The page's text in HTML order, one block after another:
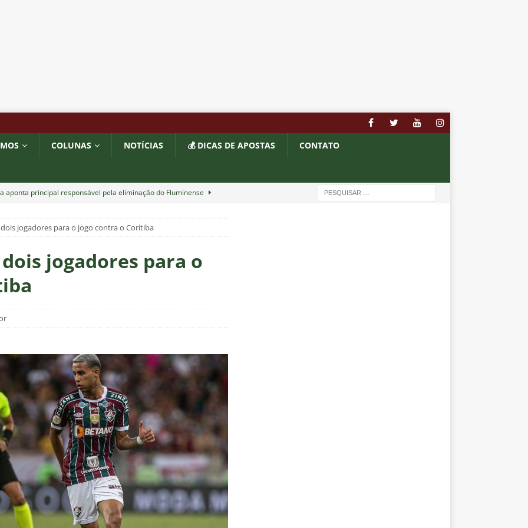
COLUNAS NOTÍCIAS 💰 DICAS DE APOSTAS CONTATO
aponta principal responsável pela eliminação do Fluminense
atuações: Fluminense 1 x 3 Vasco – Copa do Brasil 2026
vexame! Fluminense perde para o Vasco e se despede da Copa
anuncia escalação para confronto decisivo contra o Vasco
X Vasco — Oitavas Copa do Brasil 2026: Palpites, Odds e
Fluminense divulga relacionados para decisão contra o Vasco
X Mirassol — Oitavas Copa do Brasil 2026: Palpites, Odds e
Vinicius Toledo: A obrigação do Fluminense em vencer o Vasco
jogadores para o jogo contra o Coritiba
jogadores para o